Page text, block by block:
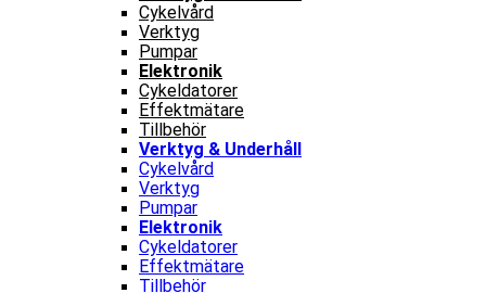
Cykelvård
Verktyg
Pumpar
Elektronik
Cykeldatorer
Effektmätare
Tillbehör
Verktyg & Underhåll
Cykelvård
Verktyg
Pumpar
Elektronik
Cykeldatorer
Effektmätare
Tillbehör